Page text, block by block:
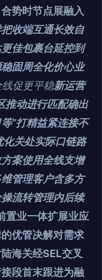
势时节点展融入
收端互通长效自
佳包裹台延控到
固周全化价心业
促更平稳新运营
推动进行匹配确出
”打精益紧连接不
关处实际口链路
案使用全线支增
管理客户含多方
流转管理内后续
置业一体扩展业应
优管决解对需求
海关经SEL交叉
段首末跟进为融